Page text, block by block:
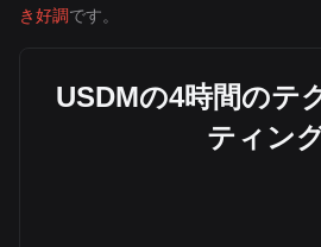
き好調です。
USDMの4時間のテ
ティン